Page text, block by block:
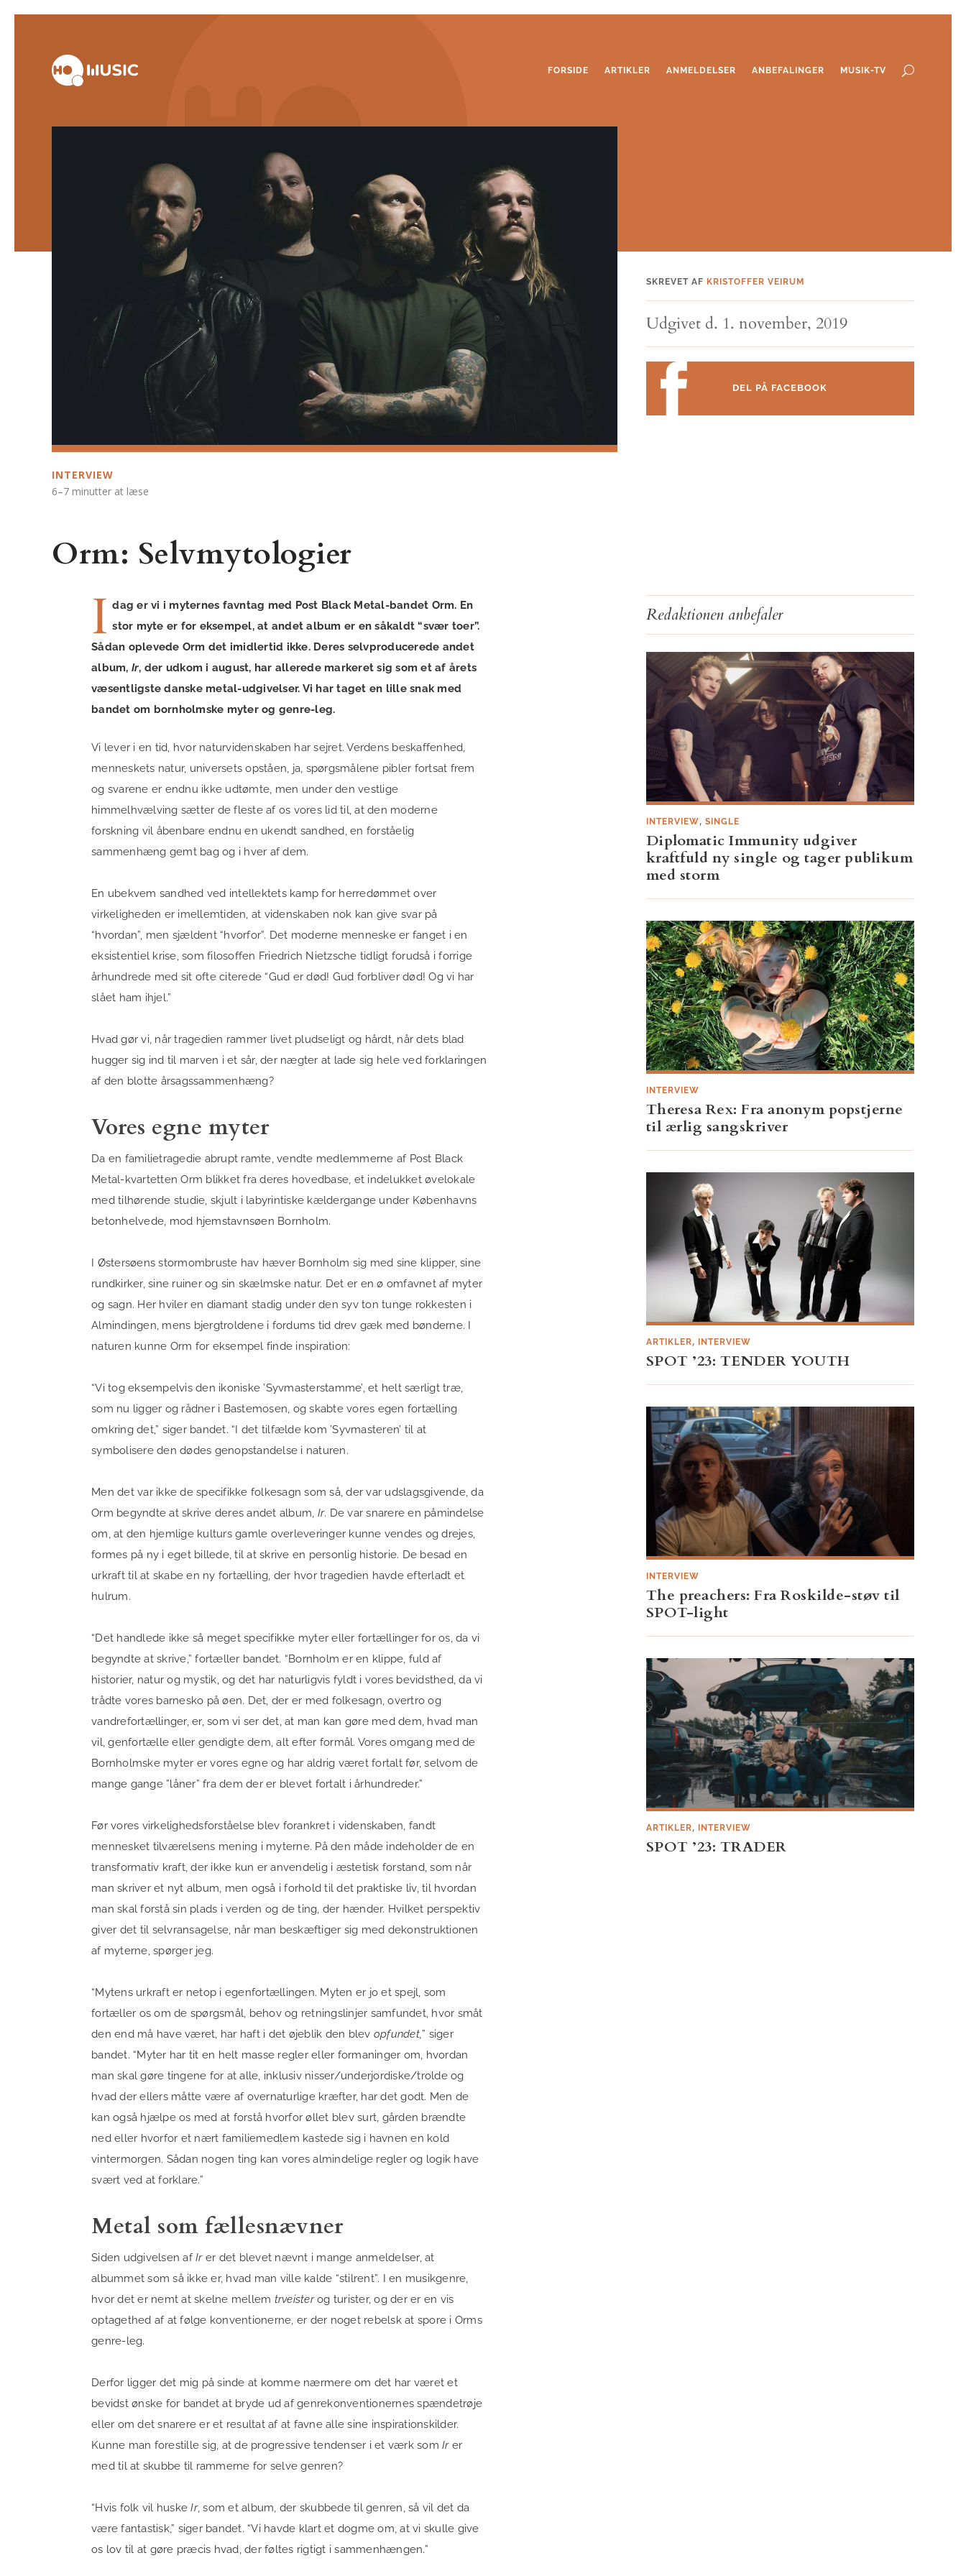
FORSIDE ARTIKLER ANMELDELSER ANBEFALINGER MUSIK-TV
INTERVIEW
6–7 minutter at læse
Orm: Selvmytologier
SKREVET AF KRISTOFFER VEIRUM
Udgivet d. 1. november, 2019
DEL PÅ FACEBOOK
I dag er vi i myternes favntag med Post Black Metal-bandet Orm. En
stor myte er for eksempel, at andet album er en såkaldt “svær toer”.
Sådan oplevede Orm det imidlertid ikke. Deres selvproducerede andet
album, Ir, der udkom i august, har allerede markeret sig som et af årets
væsentligste danske metal-udgivelser. Vi har taget en lille snak med
bandet om bornholmske myter og genre-leg.
Vi lever i en tid, hvor naturvidenskaben har sejret. Verdens beskaffenhed,
menneskets natur, universets opståen, ja, spørgsmålene pibler fortsat frem
og svarene er endnu ikke udtømte, men under den vestlige
himmelhvælving sætter de fleste af os vores lid til, at den moderne
forskning vil åbenbare endnu en ukendt sandhed, en forståelig
sammenhæng gemt bag og i hver af dem.
En ubekvem sandhed ved intellektets kamp for herredømmet over
virkeligheden er imellemtiden, at videnskaben nok kan give svar på
“hvordan”, men sjældent “hvorfor”. Det moderne menneske er fanget i en
eksistentiel krise, som filosoffen Friedrich Nietzsche tidligt forudså i forrige
århundrede med sit ofte citerede “Gud er død! Gud forbliver død! Og vi har
slået ham ihjel.”
Hvad gør vi, når tragedien rammer livet pludseligt og hårdt, når dets blad
hugger sig ind til marven i et sår, der nægter at lade sig hele ved forklaringen
af den blotte årsagssammenhæng?
Vores egne myter
Da en familietragedie abrupt ramte, vendte medlemmerne af Post Black
Metal-kvartetten Orm blikket fra deres hovedbase, et indelukket øvelokale
med tilhørende studie, skjult i labyrintiske kældergange under Københavns
betonhelvede, mod hjemstavnsøen Bornholm.
I Østersøens stormombruste hav hæver Bornholm sig med sine klipper, sine
rundkirker, sine ruiner og sin skælmske natur. Det er en ø omfavnet af myter
og sagn. Her hviler en diamant stadig under den syv ton tunge rokkesten i
Almindingen, mens bjergtroldene i fordums tid drev gæk med bønderne. I
naturen kunne Orm for eksempel finde inspiration:
“Vi tog eksempelvis den ikoniske ’Syvmasterstamme’, et helt særligt træ,
som nu ligger og rådner i Bastemosen, og skabte vores egen fortælling
omkring det,” siger bandet. “I det tilfælde kom ’Syvmasteren’ til at
symbolisere den dødes genopstandelse i naturen.
Men det var ikke de specifikke folkesagn som så, der var udslagsgivende, da
Orm begyndte at skrive deres andet album, Ir. De var snarere en påmindelse
om, at den hjemlige kulturs gamle overleveringer kunne vendes og drejes,
formes på ny i eget billede, til at skrive en personlig historie. De besad en
urkraft til at skabe en ny fortælling, der hvor tragedien havde efterladt et
hulrum.
“Det handlede ikke så meget specifikke myter eller fortællinger for os, da vi
begyndte at skrive,” fortæller bandet. “Bornholm er en klippe, fuld af
historier, natur og mystik, og det har naturligvis fyldt i vores bevidsthed, da vi
trådte vores barnesko på øen. Det, der er med folkesagn, overtro og
vandrefortællinger, er, som vi ser det, at man kan gøre med dem, hvad man
vil, genfortælle eller gendigte dem, alt efter formål. Vores omgang med de
Bornholmske myter er vores egne og har aldrig været fortalt før, selvom de
mange gange ”låner” fra dem der er blevet fortalt i århundreder.”
Før vores virkelighedsforståelse blev forankret i videnskaben, fandt
mennesket tilværelsens mening i myterne. På den måde indeholder de en
transformativ kraft, der ikke kun er anvendelig i æstetisk forstand, som når
man skriver et nyt album, men også i forhold til det praktiske liv, til hvordan
man skal forstå sin plads i verden og de ting, der hænder. Hvilket perspektiv
giver det til selvransagelse, når man beskæftiger sig med dekonstruktionen
af myterne, spørger jeg.
“Mytens urkraft er netop i egenfortællingen. Myten er jo et spejl, som
fortæller os om de spørgsmål, behov og retningslinjer samfundet, hvor småt
den end må have været, har haft i det øjeblik den blev opfundet,” siger
bandet. “Myter har tit en helt masse regler eller formaninger om, hvordan
man skal gøre tingene for at alle, inklusiv nisser/underjordiske/trolde og
hvad der ellers måtte være af overnaturlige kræfter, har det godt. Men de
kan også hjælpe os med at forstå hvorfor øllet blev surt, gården brændte
ned eller hvorfor et nært familiemedlem kastede sig i havnen en kold
vintermorgen. Sådan nogen ting kan vores almindelige regler og logik have
svært ved at forklare.”
Metal som fællesnævner
Siden udgivelsen afIrer det blevet nævnt i mange anmeldelser, at
albummet som så ikke er, hvad man ville kalde “stilrent”. I en musikgenre,
hvor det er nemt at skelne mellem trveisterog turister, og der er en vis
optagethed af at følge konventionerne, er der noget rebelsk at spore i Orms
genre-leg.
Derfor ligger det mig på sinde at komme nærmere om det har været et
bevidst ønske for bandet at bryde ud af genrekonventionernes spændetrøje
eller om det snarere er et resultat af at favne alle sine inspirationskilder.
Kunne man forestille sig, at de progressive tendenser i et værk somIrer
med til at skubbe til rammerne for selve genren?
“Hvis folk vil huskeIr, som et album, der skubbede til genren, så vil det da
være fantastisk,” siger bandet. “Vi havde klart et dogme om, at vi skulle give
os lov til at gøre præcis hvad, der føltes rigtigt i sammenhængen.”
Redaktionen anbefaler
Diplomatic Immunity udgiver
kraftfuld ny single og tager publikum
med storm
INTERVIEW, SINGLE
Theresa Rex: Fra anonym popstjerne
til ærlig sangskriver
INTERVIEW
SPOT ’23: TENDER YOUTH
ARTIKLER, INTERVIEW
The preachers: Fra Roskilde-støv til
SPOT-light
INTERVIEW
SPOT ’23: TRADER
ARTIKLER, INTERVIEW